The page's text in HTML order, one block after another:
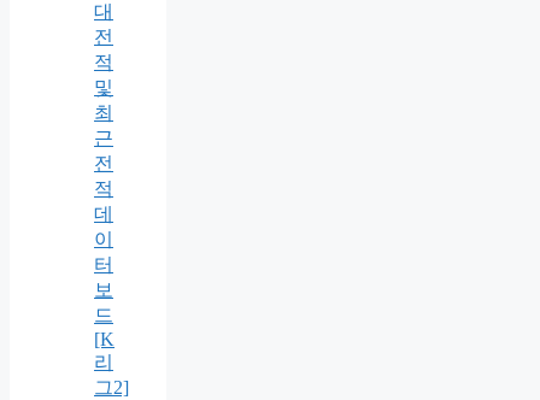
대
전
적
및
최
근
전
적
데
이
터
보
드
[K
리
그2]